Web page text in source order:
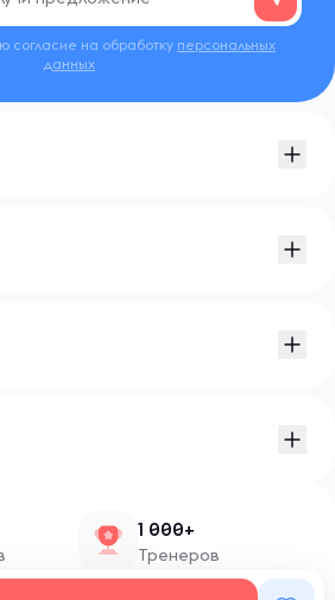
согласие на обработку персональных
данных
1 000+
Тренеров